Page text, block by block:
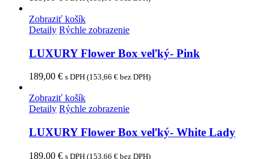
Zobraziť košík
Detaily Rýchle zobrazenie
LUXURY Flower Box veľký- Pink
189,00 € s DPH (153,66 € bez DPH)
Zobraziť košík
Detaily Rýchle zobrazenie
LUXURY Flower Box veľký- White Lady
189,00 € s DPH (153,66 € bez DPH)